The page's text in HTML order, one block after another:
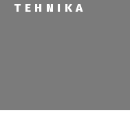
TEHNIKA